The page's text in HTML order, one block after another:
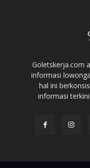
Goletskerja.com
informasi
hal ini
informasi